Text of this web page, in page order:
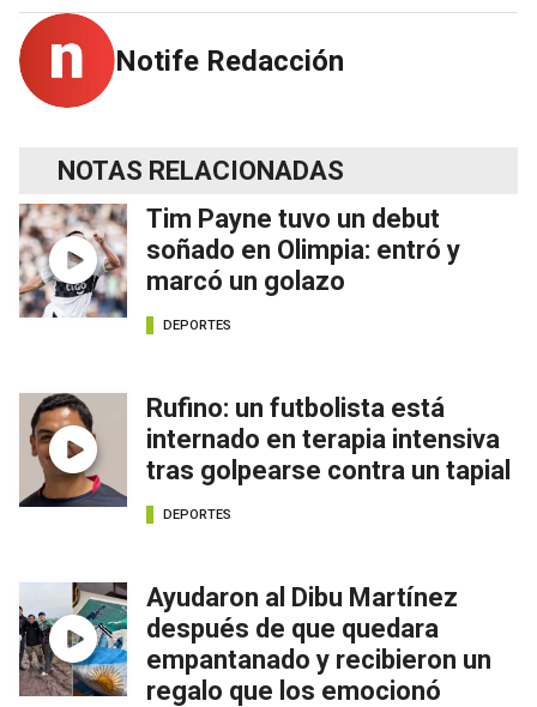
Notife Redacción
NOTAS RELACIONADAS
Tim Payne tuvo un debut
soñado en Olimpia: entró y
marcó un golazo
DEPORTES
Rufino: un futbolista está
internado en terapia intensiva
tras golpearse contra un tapial
DEPORTES
Ayudaron al Dibu Martínez
después de que quedara
empantanado y recibieron un
regalo que los emocionó